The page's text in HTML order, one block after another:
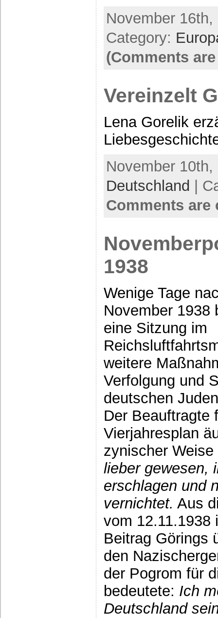
November
Category:
(Comments
Vereinzelt
Lena Gorelik
November 10th,
Deutschland
|
Comments are
1938
Wenige Tage
November 1938
eine Sitzung im
weitere
Verfolgung und
deutschen
Der Beauftragte
Vierjahresplan
zynischer
lieber gewesen,
erschlagen und
vernichtet. Aus
vom 12.11.1938
Beitrag Görings
den
der Pogrom für
bedeutete: Ich
Deutschland